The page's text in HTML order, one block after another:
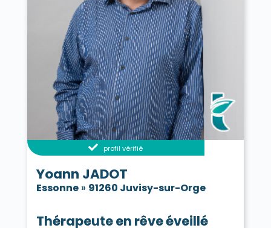
profil vérifié
Yoann JADOT
Essonne» 91260 Juvisy-sur-Orge
Thérapeute en rêve éveillé